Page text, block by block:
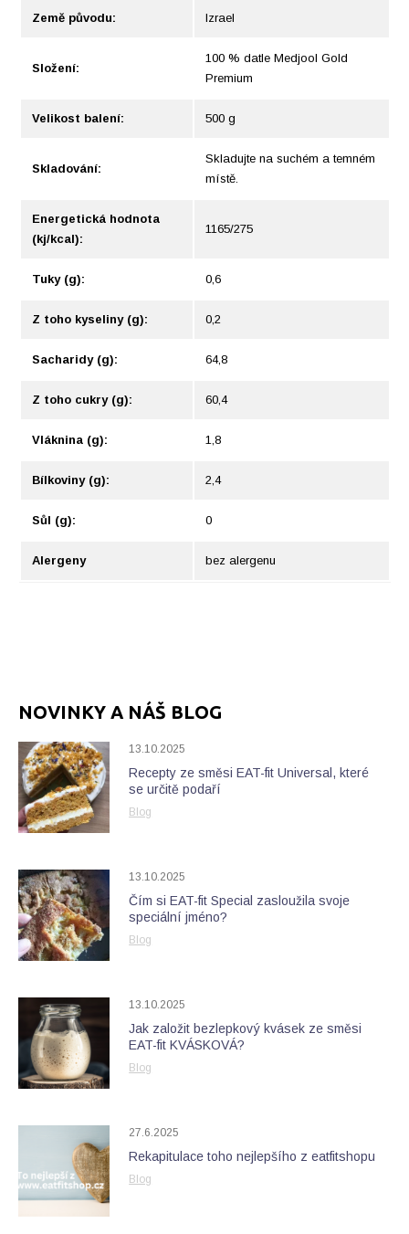
Země původu: Izrael
Složení:
100 % datle Medjool Gold
Premium
Velikost balení: 500 g
Skladování:
Skladujte na suchém a temném
místě.
Energetická hodnota
(kj/kcal):
1165/275
Tuky (g): 0,6
Z toho kyseliny (g): 0,2
Sacharidy (g): 64,8
Z toho cukry (g): 60,4
Vláknina (g): 1,8
Bílkoviny (g): 2,4
Sůl (g): 0
Alergeny bez alergenu
NOVINKY A NÁŠ BLOG
13.10.2025
Recepty ze směsi EAT-fit Universal, které
se určitě podaří
Blog
13.10.2025
Čím si EAT-fit Special zasloužila svoje
speciální jméno?
Blog
13.10.2025
Jak založit bezlepkový kvásek ze směsi
EAT-fit KVÁSKOVÁ?
Blog
27.6.2025
Rekapitulace toho nejlepšího z eatfitshopu
Blog